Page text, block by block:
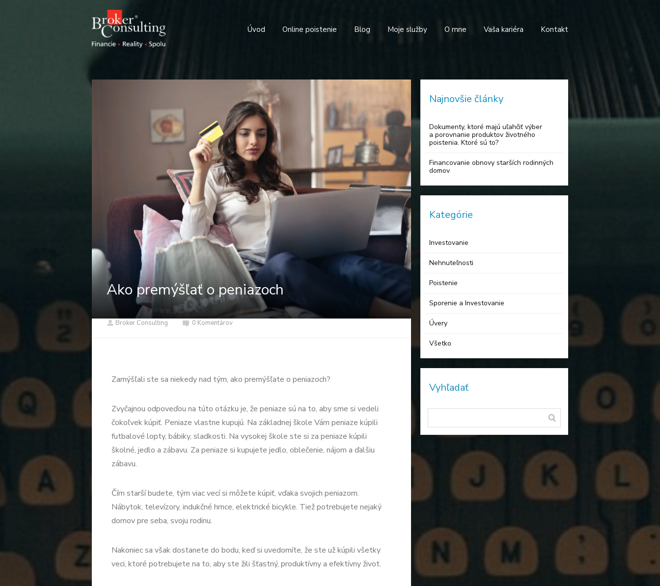
Úvod Online poistenie Blog Moje služby O mne Vaša kariéra Kontakt
Ako premýšľať o peniazoch
Broker Consulting 0 Komentárov
Zamýšľali ste sa niekedy nad tým, ako premýšľate o peniazoch?
Zvyčajnou odpoveďou na túto otázku je, že peniaze sú na to, aby sme si vedeli
čokoľvek kúpiť. Peniaze vlastne kupujú. Na základnej škole Vám peniaze kúpili
futbalové lopty, bábiky, sladkosti. Na vysokej škole ste si za peniaze kúpili
školné, jedlo a zábavu. Za peniaze si kupujete jedlo, oblečenie, nájom a ďalšiu
zábavu.
Čím starší budete, tým viac vecí si môžete kúpiť, vďaka svojich peniazom.
Nábytok, televízory, indukčné hrnce, elektrické bicykle. Tiež potrebujete nejaký
domov pre seba, svoju rodinu.
Nakoniec sa však dostanete do bodu, keď si uvedomíte, že ste už kúpili všetky
veci, ktoré potrebujete na to, aby ste žili šťastný, produktívny a efektívny život.
Najnovšie články
Dokumenty, ktoré majú uľahčiť výber
a porovnanie produktov životného
poistenia. Ktoré sú to?
Financovanie obnovy starších rodinných
domov
Kategórie
Investovanie
Nehnuteľnosti
Poistenie
Sporenie a Investovanie
Úvery
Všetko
Vyhľadať